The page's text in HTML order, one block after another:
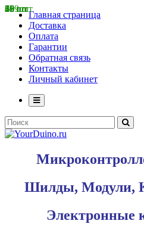
Главная страница
Доставка
Оплата
Гарантии
Обратная связь
Контакты
Личный кабинет
Шилды, Модули,
Электронные
11 шт
40 шт
25 шт
799 шт
52 шт
68 шт
30 шт
80 шт